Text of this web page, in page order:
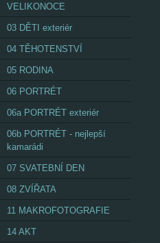
VELIKONOCE
03 DĚTI exteriér
04 TĚHOTENSTVÍ
05 RODINA
06 PORTRÉT
06a PORTRÉT exteriér
06b PORTRÉT - nejlepší
kamarádi
07 SVATEBNÍ DEN
08 ZVÍŘATA
11 MAKROFOTOGRAFIE
14 AKT